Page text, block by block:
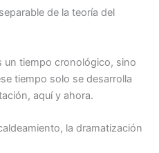
de la teoría del
un tiempo cronológico, sino
tiempo solo se desarrolla
aquí y ahora.
la dramatización